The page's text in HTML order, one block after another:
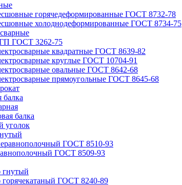
горячедеформированные ГОСТ 8732-78
холоднодеформированные ГОСТ 8734-75
ГОСТ 3262-75
квадратные ГОСТ 8639-82
круглые ГОСТ 10704-91
овальные ГОСТ 8642-68
прямоугольные ГОСТ 8645-68
балка
балка
уголок
ГОСТ 8510-93
ГОСТ 8509-93
ГОСТ 8240-89